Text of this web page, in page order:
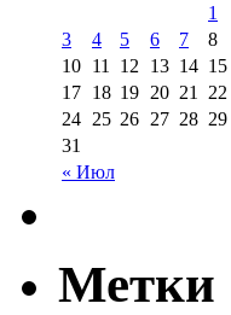
« Июл
1
3
4 5 6 7 8
10 11 12 13 14 15
17 18 19 20 21 22
24 25 26 27 28 29
31
Метки